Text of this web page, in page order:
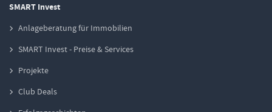
SMART Invest
Anlageberatung für Immobilien
SMART Invest - Preise & Services
Projekte
Club Deals